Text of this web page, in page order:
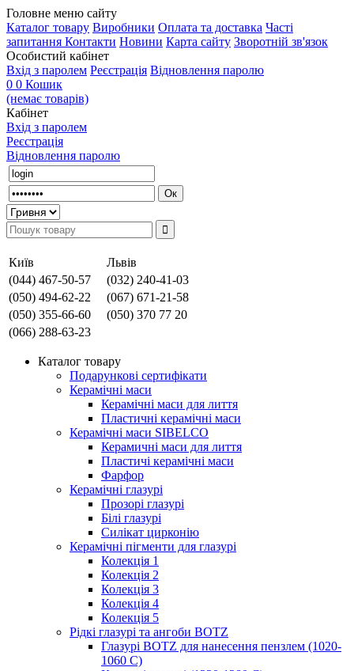
Головне меню сайту
Каталог товару Виробники Оплата та доставка Часті
запитання Контакти Новини Карта сайту Зворотній зв'язок
Особистий кабінет
Вхід з паролем Реєстрація Відновлення паролю
0 0 Кошик
(немає товарів)
Кабінет
Вхід з паролем
Реєстрація
Відновлення паролю
Київ
Львів
(044) 467-50-57
(032) 240-41-03
(050) 494-62-22
(067) 671-21-58
(050) 355-66-60
(050) 370 77 20
(066) 288-63-23
Каталог товару
Подарункові сертифікати
Керамічні маси
Керамічні маси для лиття
Пластичні керамічні маси
Керамічні маси SIBELСO
Керамичні маси для лиття
Пластичі керамічні маси
Фарфор
Керамічні глазурі
Прозорі глазурі
Білі глазурі
Силікат цирконію
Керамічні пігменти для глазурі
Колекція 1
Колекція 2
Колекція 3
Колекція 4
Колекція 5
Рідкі глазурі та ангоби BOTZ
Глазурі BOTZ для нанесення пензлем (1020-
1060 C)